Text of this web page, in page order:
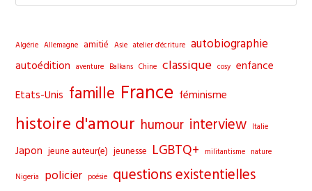
Algérie Allemagne amitié Asie atelier d'écriture autobiographie
autoédition aventure Balkans Chine classique cosy
enfance
Etats-Unis famille France féminisme
histoire d'amour humour interview Italie
Japon jeune auteur(e) jeunesse LGBTQ+ militantisme nature
Nigeria policier poésie questions existentielles